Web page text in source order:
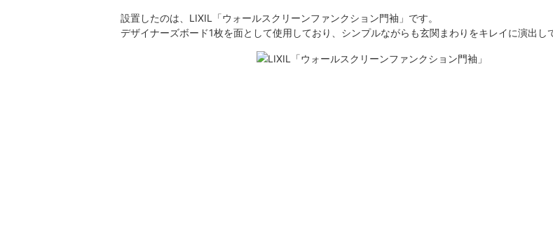
設置したのは、LIXIL「ウォールスクリーンファンクション門袖」です。
デザイナーズボード1枚を面として使用しており、シンプルながらも玄関まわりをキレイに演出し